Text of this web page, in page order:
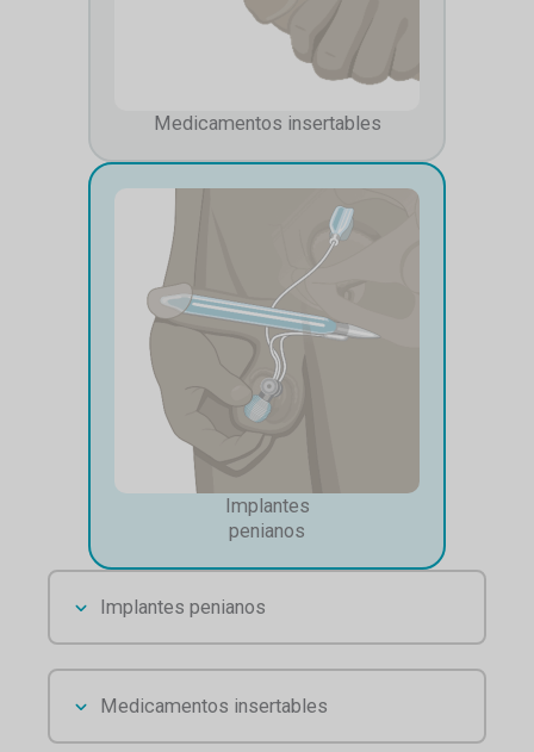
Medicamentos insertables
Implantes
penianos
Implantes penianos
Medicamentos insertables